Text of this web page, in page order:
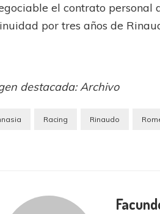
el contrato
por tres años de
destacada: Archivo
Racing Rinaudo